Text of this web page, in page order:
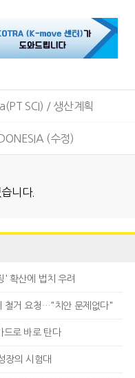
SCI) / 생산계획
(수정)
니다.
확산에 법치 우려
철거 요청…"치안 문제없다"
드로 바로 탄다
장의 시험대